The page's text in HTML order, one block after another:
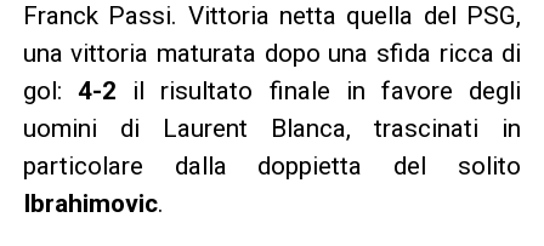
Franck Passi. Vittoria netta quella del PSG,
una vittoria maturata dopo una sfida ricca di
gol: 4-2 il risultato finale in favore degli
uomini di Laurent Blanca, trascinati in
particolare dalla doppietta del solito
Ibrahimovic.